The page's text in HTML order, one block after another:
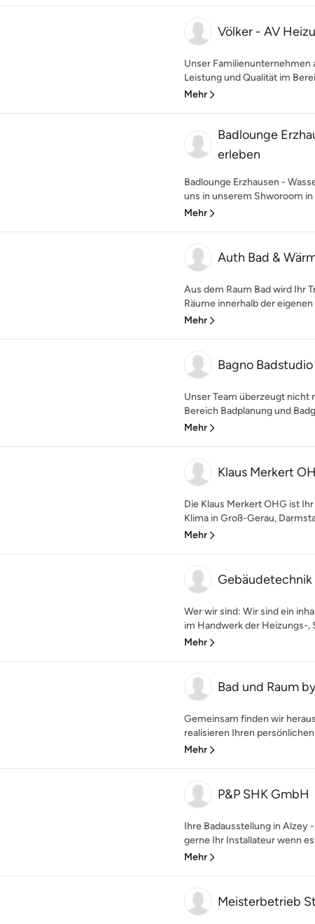
Völker - AV
Unser Familienunternehmen
Leistung und Qualität im
Mehr
Badlounge
erleben
Badlounge Erzhausen -
uns in unserem Shworoom
Mehr
Auth Bad &
Aus dem Raum Bad wird Ihr
Räume innerhalb der
Mehr
Bagno
Unser Team überzeugt nicht
Bereich Badplanung und
Mehr
Klaus Merkert
Die Klaus Merkert OHG ist
Klima in Groß-Gerau,
Mehr
Gebäudetechnik
Wer wir sind: Wir sind ein
im Handwerk der Heizungs-,
Mehr
Bad und Raum
Gemeinsam finden wir
realisieren Ihren
Mehr
P&P SHK GmbH
Ihre Badausstellung in Alzey
gerne Ihr Installateur wenn
Mehr
Meisterbetrieb